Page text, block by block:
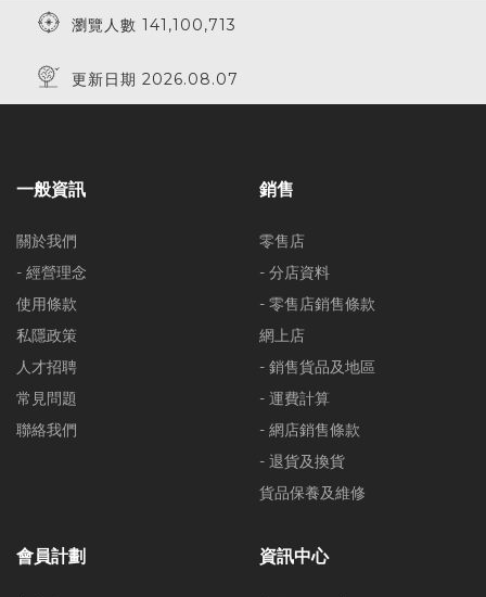
瀏覽人數 141,100,713
更新日期 2026.08.07
一般資訊
關於我們
- 經營理念
使用條款
私隱政策
人才招聘
常見問題
聯絡我們
銷售
零售店
- 分店資料
- 零售店銷售條款
網上店
- 銷售貨品及地區
- 運費計算
- 網店銷售條款
- 退貨及換貨
貨品保養及維修
會員計劃 資訊中心